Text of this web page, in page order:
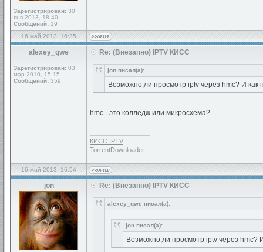
Зарегистрирован: 30
янв 2013, 18:40
Сообщений: 19
16 май 2013, 16:35
alexey_qwe
Зарегистрирован: 03
мар 2010, 15:15
Сообщений: 359
Re: (Внезапно) IPTV КИСС
jon писал(а):
Возможно,ли просмотр iptv через hmc? И как
hmc - это колледж или микросхема?
КИСС IPTV
TorrentDownloader
16 май 2013, 16:54
jon Re: (Внезапно) IPTV КИСС
alexey_qwe писал(а):
jon писал(а):
Возможно,ли просмотр iptv через hmc?